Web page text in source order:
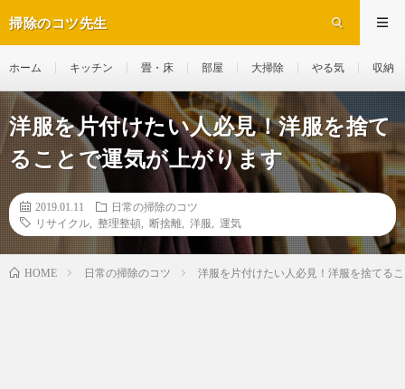
掃除のコツ先生
ホーム キッチン 畳・床 部屋 大掃除 やる気 収納
洋服を片付けたい人必見！洋服を捨て
ることで運気が上がります
2019.01.11
日常の掃除のコツ
リサイクル
整理整頓 断捨離 洋服 運気
HOME 日常の掃除のコツ 洋服を片付けたい人必見！洋服を捨てる